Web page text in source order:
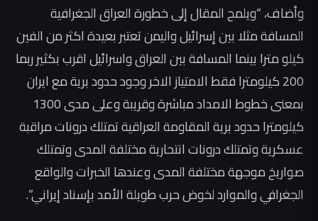
وأضاف، “ويلمح المقال إلى خطورة العراق الجغرافية
المسافة مثلا بين إسرائيل واليمن تعتبر بعيدة اكثر من الفين
كيلو مترا بينما المسافة بين العراق واسرائيل اقرب بكثير ربما
200 كيلومترا فقط الامتياز الاخر وجود حدود برية مع ايران
بمعنى خطوط الامداد مباشرة وقريبة وعلى مدى 1300
كيلومترا حدود برية المقاومة العراقية تمتلك درونات مراقبة
عسكرية وتمتلك درونات انتحارية مختلفة المدى وتمتلك
صواريخ موجهة مختلفة المدى وعندها الخبرات والواقع
الجغرافي والموارد لخوض حرب طويلة الأمد بإسناد إيراني”.